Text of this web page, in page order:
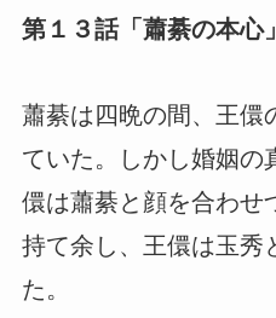
第１３話「蕭綦の本心」
蕭綦は四晩の間、王儇
ていた。しかし婚姻の
儇は蕭綦と顔を合わせ
持て余し、王儇は玉秀
た。